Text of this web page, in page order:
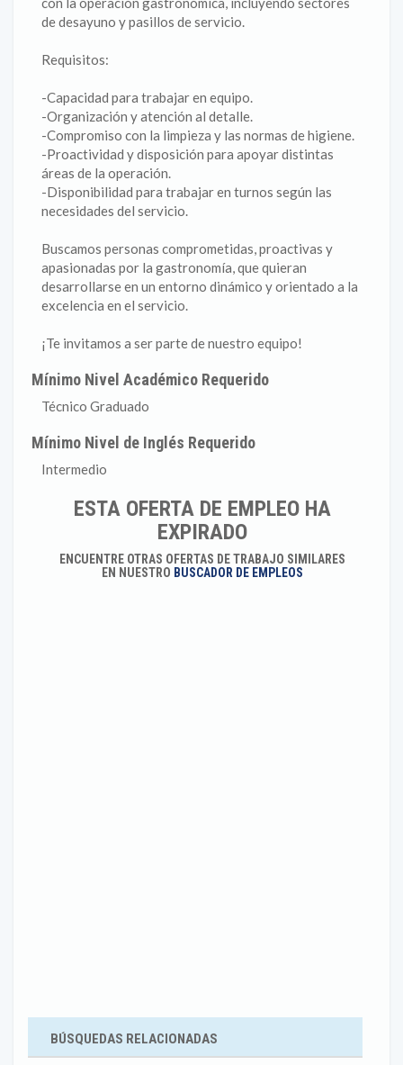
de desayuno y pasillos de servicio.
Requisitos:
-Capacidad para trabajar en equipo.
-Organización y atención al detalle.
-Compromiso con la limpieza y las normas de higiene.
-Proactividad y disposición para apoyar distintas
áreas de la operación.
-Disponibilidad para trabajar en turnos según las
necesidades del servicio.
Buscamos personas comprometidas, proactivas y
apasionadas por la gastronomía, que quieran
desarrollarse en un entorno dinámico y orientado a la
excelencia en el servicio.
¡Te invitamos a ser parte de nuestro equipo!
Mínimo Nivel Académico Requerido
Técnico Graduado
Mínimo Nivel de Inglés Requerido
Intermedio
ESTA OFERTA DE EMPLEO HA
EXPIRADO
ENCUENTRE OTRAS OFERTAS DE TRABAJO SIMILARES
EN NUESTRO BUSCADOR DE EMPLEOS
BÚSQUEDAS RELACIONADAS